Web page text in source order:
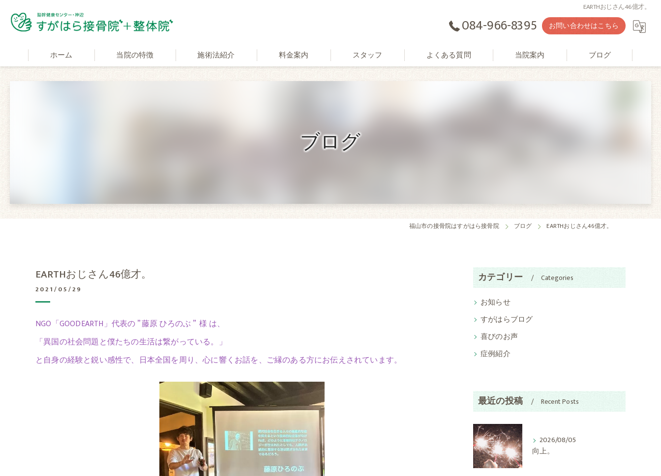
EARTHおじさん46億才。
084-966-8395 お問い合わせはこちら
ホーム 当院の特徴 施術法紹介 料金案内 スタッフ よくある質問 当院案内 ブログ
ブログ
福山市の接骨院はすがはら接骨院 ブログ EARTHおじさん46億才。
EARTHおじさん46億才。
2021/05/29
NGO「GOODEARTH」代表の ” 藤原 ひろのぶ ” 様 は、
「異国の社会問題と僕たちの生活は繋がっている。」
と自身の経験と鋭い感性で、日本全国を周り、心に響くお話を、ご縁のある方にお伝えされています。
カテゴリー Categories
お知らせ
すがはらブログ
喜びのお声
症例紹介
最近の投稿 Recent Posts
2026/08/05
向上。